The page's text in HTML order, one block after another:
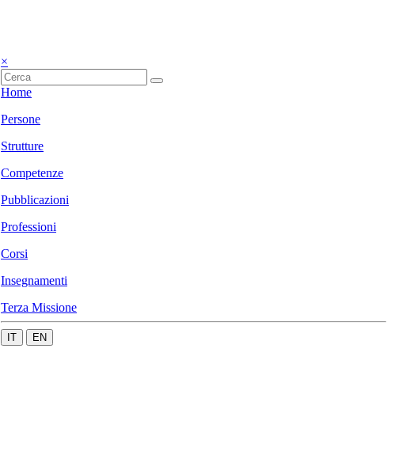
×
Home
Persone
Strutture
Competenze
Pubblicazioni
Professioni
Corsi
Insegnamenti
Terza Missione
IT EN